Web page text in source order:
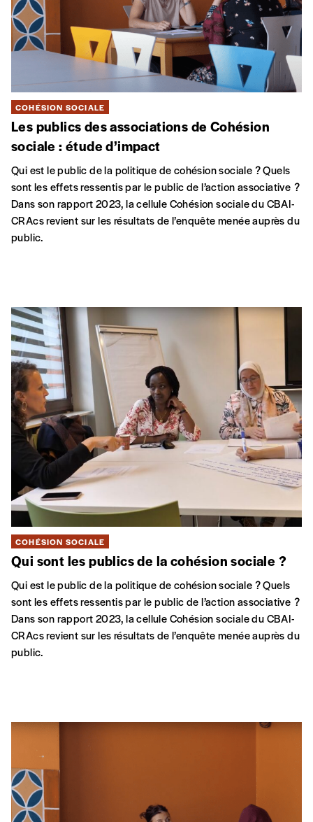
COHÉSION SOCIALE
Les publics des associations de Cohésion
Sociale : étude d’impact
Qui est le public de la politique de cohésion sociale ? Quels
sont les effets ressentis par le public de l’action associative ?
Dans son rapport 2023, la cellule Cohésion sociale du CBAI-
CRAcs revient sur les résultats de l’enquête menée auprès du
public.
INTERCULTURALITÉ
Itinéraires insolites
Comment la langue peut-elle devenir un espace
d’émancipation, d’imaginaire et de liberté ? Des hommes et
des femmes apprennent le français autrement : par la
littérature, la poésie, le théâtre. Le film suit cette aventure
intime et collective, où les voix se mêlent, hésitent et
s’élancent.
18 JUIN GC De Markten | Rue du Vieux Marché aux
Grains, 5 – 1000 Bruxelles
ARTS EN MIGRATION
COHÉSION SOCIALE
Itinéraires insolites
Comment la langue peut-elle devenir un espace
d’émancipation, d’imaginaire et de liberté ? Des hommes et
des femmes apprennent le français autrement : par la
LU15 JUIN GC De Markten| Rue du Vieux Marché aux
Grains, 5 – 1000 Bruxelles